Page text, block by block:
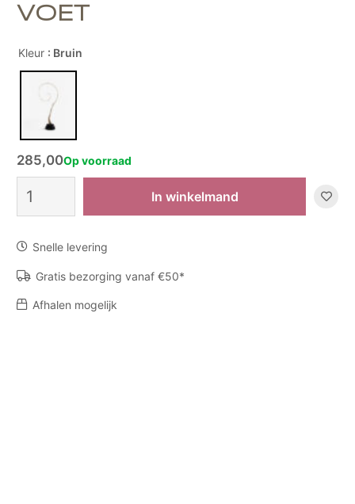
VOET
Kleur : Bruin
285,00Op voorraad
voet
In winkelmand
Snelle levering
Gratis bezorging vanaf €50*
Afhalen mogelijk